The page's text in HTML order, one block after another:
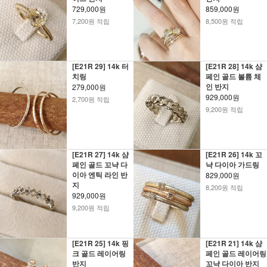
729,000원
7,200원 적립
859,000원
8,500원 적립
[E21R 29] 14k 터
치링
279,000원
2,700원 적립
[E21R 28] 14k 샴
페인 골드 볼륨 체
인 반지
929,000원
9,200원 적립
[E21R 27] 14k 샴
페인 골드 꼬냑 다
이아 엔틱 라인 반
지
929,000원
9,200원 적립
[E21R 26] 14k 꼬
냑 다이아 가드링
829,000원
8,200원 적립
[E21R 25] 14k 핑
크 골드 레이어링
반지
[E21R 21] 14k 샴
페인 골드 레이어링
꼬냑 다이아 반지